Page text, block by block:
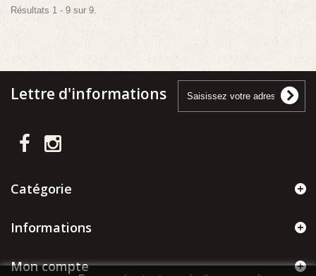
Résultats 1 - 9 sur 9.
Lettre d'informations
Catégorie
Informations
Mon compte